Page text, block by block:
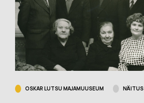
OSKAR LUTSU MAJAMUUSEUM NÄITUS